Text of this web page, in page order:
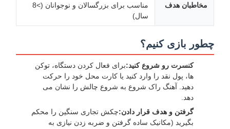
مخاطبان هدف
مناسب برای بزرگسالان و نوجوانان (>8
سال)
چطور بازی کنیم؟
کنسرت رو شروع کنيد:برای فعال کردن دستگاه، توکن
ها، پول نقد را وارد کنید یا کارت محل خود را حرکت
دهید. آهنگ راک شروع به شروع چالش را نشان می
دهد.
گرفتن و هدف قرار دادن:چکش تجاری سنگین را محکم
بگیرید (مکانیک ساده گرفتن و ضربه زدن نیازی به